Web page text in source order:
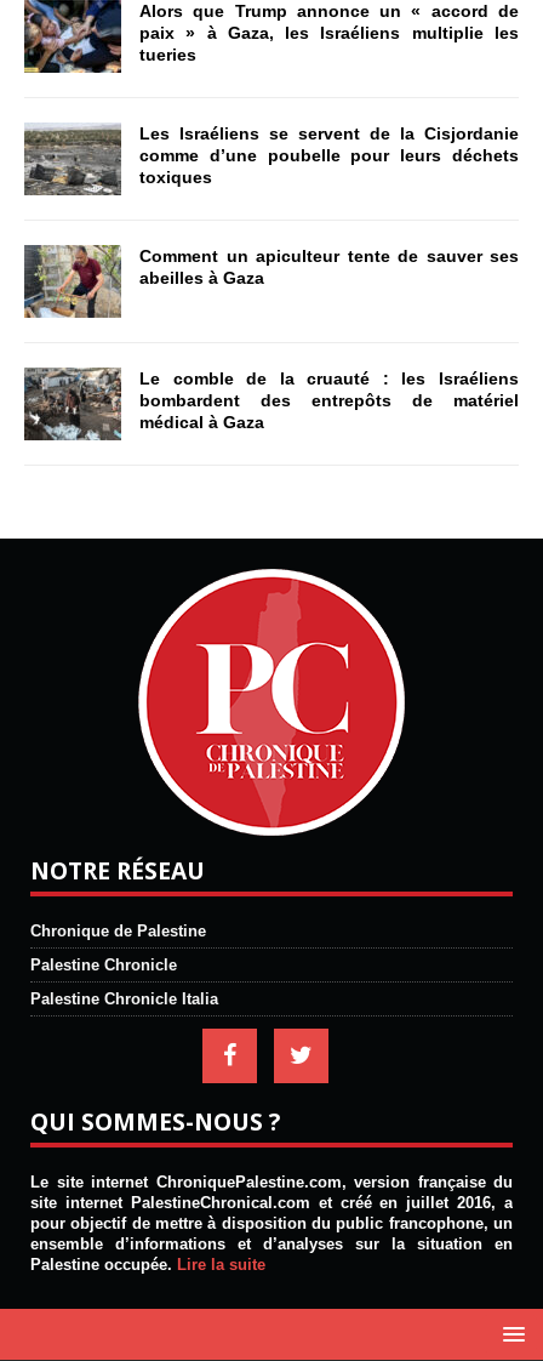
Alors que Trump annonce un « accord de
paix » à Gaza, les Israéliens multiplie les
tueries
Les Israéliens se servent de la Cisjordanie
comme d’une poubelle pour leurs déchets
toxiques
Comment un apiculteur tente de sauver ses
abeilles à Gaza
Le comble de la cruauté : les Israéliens
bombardent des entrepôts de matériel
médical à Gaza
NOTRE RÉSEAU
Chronique de Palestine
Palestine Chronicle
Palestine Chronicle Italia
QUI SOMMES-NOUS ?
Le site internet ChroniquePalestine.com, version française du
site internet PalestineChronical.com et créé en juillet 2016, a
pour objectif de mettre à disposition du public francophone, un
ensemble d’informations et d’analyses sur la situation en
Palestine occupée. Lire la suite